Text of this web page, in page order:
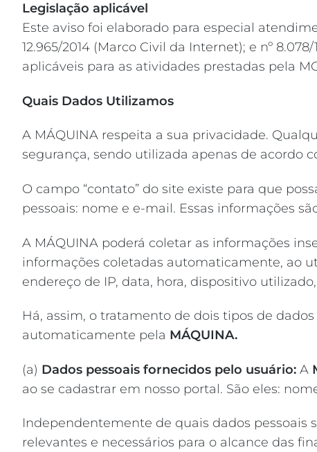
Legislação aplicável
Este aviso foi elaborado para especial
12.965/2014 (Marco Civil da Internet); e nº
aplicáveis para as atividades prestadas pela
Quais Dados Utilizamos
A MÁQUINA respeita a sua privacidade.
segurança, sendo utilizada apenas de acordo
O campo “contato” do site existe para que
pessoais: nome e e-mail. Essas informações
A MÁQUINA poderá coletar as informações
informações coletadas automaticamente, ao
endereço de IP, data, hora, dispositivo
Há, assim, o tratamento de dois tipos de
automaticamente pela MÁQUINA.
(a) Dados pessoais fornecidos pelo usuário: A
ao se cadastrar em nosso portal. São eles:
Independentemente de quais dados pessoais
relevantes e necessários para o alcance das